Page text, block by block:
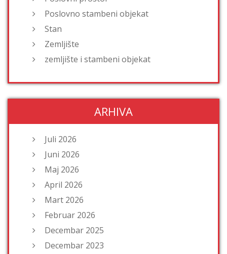
Poslovno stambeni objekat
Stan
Zemljište
zemljište i stambeni objekat
ARHIVA
Juli 2026
Juni 2026
Maj 2026
April 2026
Mart 2026
Februar 2026
Decembar 2025
Decembar 2023